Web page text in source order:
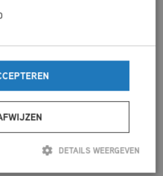
jaar
14 jaar van 15:00-17:30
waar jongeren tussen
DETAILS WEERGEVEN